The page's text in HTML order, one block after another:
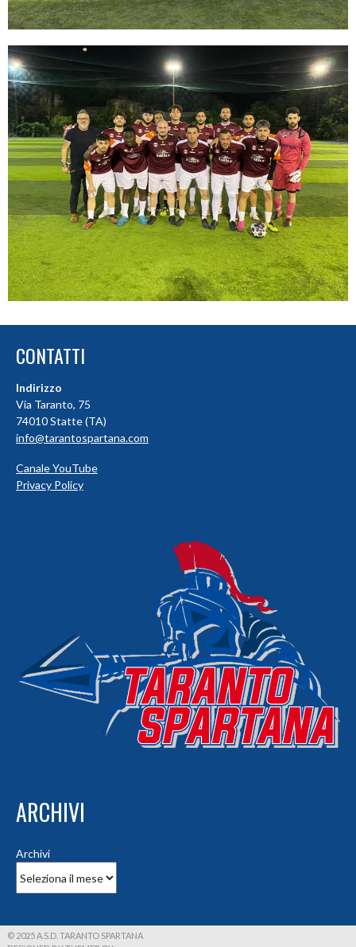
CONTATTI
Indirizzo
Via Taranto, 75
74010 Statte (TA)
info@tarantospartana.com
Canale YouTube
Privacy Policy
ARCHIVI
Archivi
© 2025 A.S.D. TARANTO SPARTANA